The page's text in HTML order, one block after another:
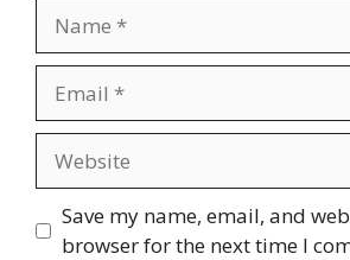
Save my name, email, and
browser for the next time I